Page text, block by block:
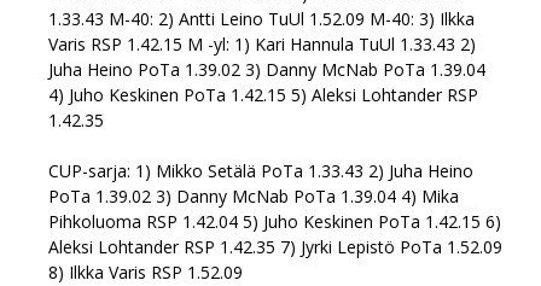
1.33.43 M-40: 2) Antti Leino TuUl 1.52.09 M-40: 3) Ilkka
Varis RSP 1.42.15 M -yl: 1) Kari Hannula TuUl 1.33.43 2)
Juha Heino PoTa 1.39.02 3) Danny McNab PoTa 1.39.04
4) Juho Keskinen PoTa 1.42.15 5) Aleksi Lohtander RSP
1.42.35
CUP-sarja: 1) Mikko Setälä PoTa 1.33.43 2) Juha Heino
PoTa 1.39.02 3) Danny McNab PoTa 1.39.04 4) Mika
Pihkoluoma RSP 1.42.04 5) Juho Keskinen PoTa 1.42.15 6)
Aleksi Lohtander RSP 1.42.35 7) Jyrki Lepistö PoTa 1.52.09
8) Ilkka Varis RSP 1.52.09